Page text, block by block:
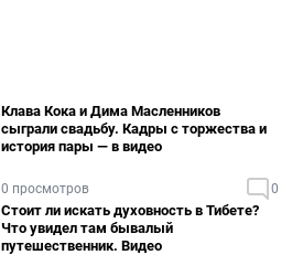
Клава Кока и Дима Масленников
сыграли свадьбу. Кадры с торжества и
история пары — в видео
0 просмотров 0
Стоит ли искать духовность в Тибете?
Что увидел там бывалый
путешественник. Видео